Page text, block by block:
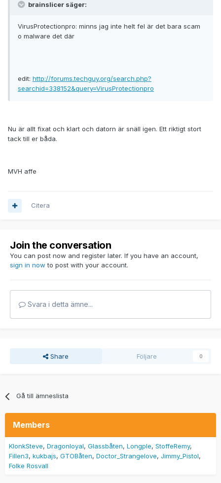
brainslicer säger:
VirusProtectionpro: minns jag inte helt fel är det bara scam
o malware det där
edit: http://forums.techguy.org/search.php?
searchid=338152&query=VirusProtectionpro
Nu är allt fixat och klart och datorn är snäll igen. Ett riktigt stort
tack till er båda.
MVH affe
Citera
Join the conversation
You can post now and register later. If you have an account,
sign in now to post with your account.
Svara i detta ämne...
Share Följare 0
Gå till ämneslista
Members
KlonkSteve Dragonloyal Glassbåten Longple StoffeRemy
Fillen3 kukbajs GTOBåten Doctor_Strangelove Jimmy_Pistol
Folke Rosvall